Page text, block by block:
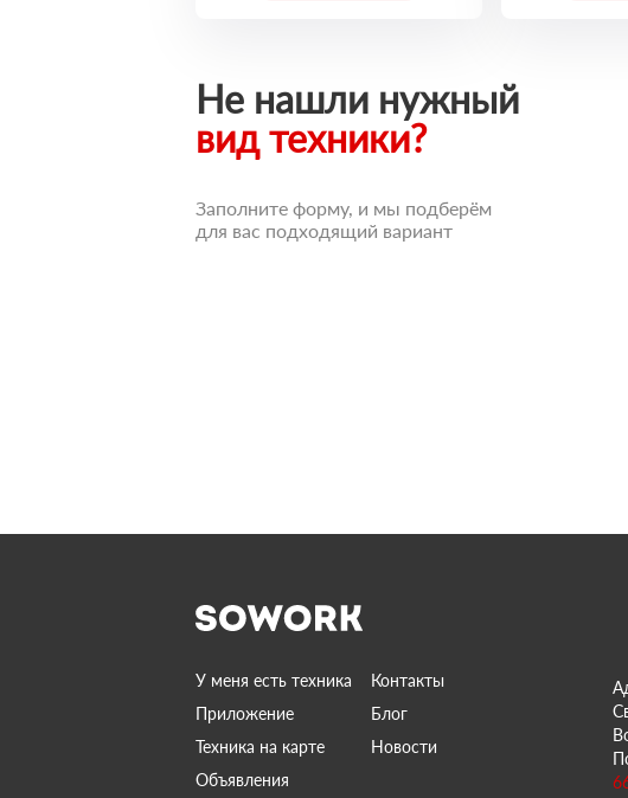
Не нашли нужный
вид техники?
Заполните форму, и мы подберём
для вас подходящий вариант
У меня есть техника
Контакты
Приложение
Блог
Техника на карте
Новости
Объявления